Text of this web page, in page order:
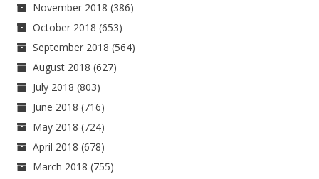
November 2018 (386)
October 2018 (653)
September 2018 (564)
August 2018 (627)
July 2018 (803)
June 2018 (716)
May 2018 (724)
April 2018 (678)
March 2018 (755)